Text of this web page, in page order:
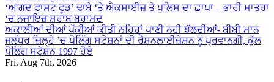
‘ਆਗਦ ਫਾਸਟ ਫੂਡ’ ਢਾਬੇ ‘ਤੇ ਐਕਸਾਈਜ਼ ਤੇ ਪੁਲਿਸ ਦਾ ਛਾਪਾ – ਭਾਰੀ ਮਾਤਰਾ
‘ਚ ਨਜਾਇਜ਼ ਸ਼ਰਾਬ ਬਰਾਮਦ
ਅਕਾਲੀਆਂ ਦੀਆਂ ਪੱਕੀਆਂ ਕੀਤੀ ਨਹਿਰਾਂ ਪਾਣੀ ਨਹੀ ਝੱਲਦੀਆਂ- ਬੀਬੀ ਮਾਨ
ਜਲੰਧਰ ਜ਼ਿਲ੍ਹੇ ’ਚ ਪੋਲਿੰਗ ਸਟੇਸ਼ਨਾਂ ਦੀ ਰੈਸ਼ਨਲਾਈਜ਼ੇਸ਼ਨ ਨੂੰ ਪ੍ਰਵਾਨਗੀ, ਕੁੱਲ
ਪੋਲਿੰਗ ਸਟੇਸ਼ਨ 1997 ਹੋਏ
Fri. Aug 7th, 2026